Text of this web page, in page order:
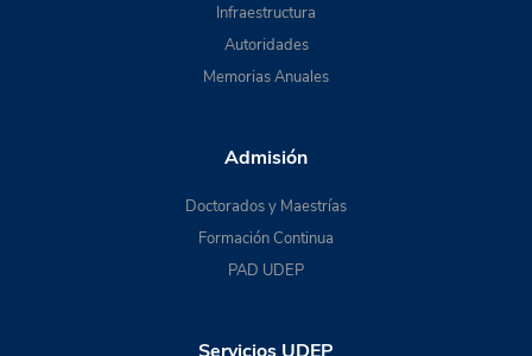
Infraestructura
Autoridades
Memorias Anuales
Admisión
Doctorados y Maestrías
Formación Continua
PAD UDEP